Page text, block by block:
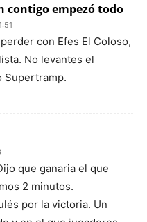
contigo empezó todo
con Efes El Coloso,
No levantes el
Supertramp.
que ganaria el que
2 minutos.
por la victoria. Un